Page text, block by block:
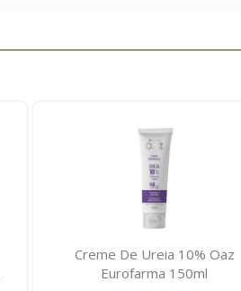
Creme De Ureia 10% Oaz
Eurofarma 150ml